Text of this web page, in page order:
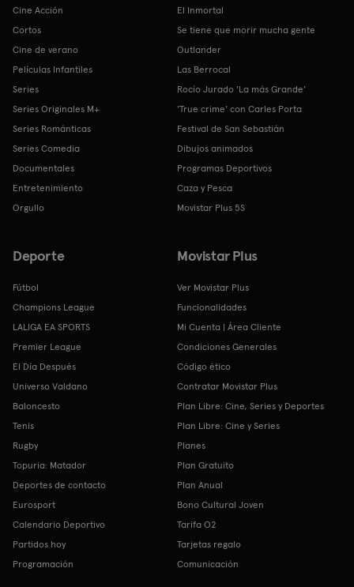
Cine Acción
Cortos
Cine de verano
Películas Infantiles
Series
Series Originales M+
Series Románticas
Series Comedia
Documentales
Entretenimiento
Orgullo
El Inmortal
Se tiene que morir mucha gente
Outlander
Las Berrocal
Rocío Jurado 'La más Grande'
'True crime' con Carles Porta
Festival de San Sebastián
Dibujos animados
Programas Deportivos
Caza y Pesca
Movistar Plus 5S
Deporte
Fútbol
Champions League
LALIGA EA SPORTS
Premier League
El Día Después
Universo Valdano
Baloncesto
Tenis
Rugby
Topuria: Matador
Deportes de contacto
Eurosport
Calendario Deportivo
Partidos hoy
Programación
Movistar Plus
Ver Movistar Plus
Funcionalidades
Mi Cuenta | Área Cliente
Condiciones Generales
Código ético
Contratar Movistar Plus
Plan Libre: Cine, Series y Deportes
Plan Libre: Cine y Series
Planes
Plan Gratuito
Plan Anual
Bono Cultural Joven
Tarifa O2
Tarjetas regalo
Comunicación